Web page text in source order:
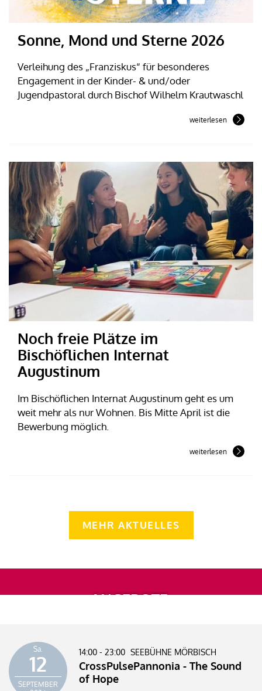
Sonne, Mond und Sterne 2026
Verleihung des „Franziskus“ für besonderes
Engagement in der Kinder- & und/oder
Jugendpastoral durch Bischof Wilhelm Krautwaschl
weiterlesen
Noch freie Plätze im
Bischöflichen Internat
Augustinum
Im Bischöflichen Internat Augustinum geht es um
weit mehr als nur Wohnen. Bis Mitte April ist die
Bewerbung möglich.
weiterlesen
MEHR AKTUELLES
ANGEBOTE
Sa.
12
SEPTEMBER
14:00 - 23:00 SEEBÜHNE MÖRBISCH
CrossPulsePannonia - The Sound
of Hope